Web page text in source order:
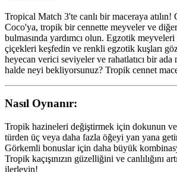
Tropical Match 3'te canlı bir maceraya atılın!
Coco'ya, tropik bir cennette meyveler ve
bulmasında yardımcı olun. Egzotik meyveleri
çiçekleri keşfedin ve renkli egzotik kuşları
heyecan verici seviyeler ve rahatlatıcı bir
halde neyi bekliyorsunuz? Tropik cennet
Nasıl Oynanır:
Tropik hazineleri değiştirmek için dokunun
türden üç veya daha fazla öğeyi yan yana
Görkemli bonuslar için daha büyük
Tropik kaçışınızın güzelliğini ve canlılığını
ilerleyin!